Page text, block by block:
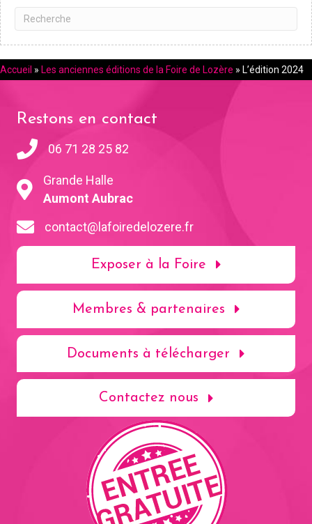
Accueil » Les anciennes éditions de la Foire de Lozère » L’édition 2024
Restons en contact
06 71 28 25 82
Grande Halle
Aumont Aubrac
contact@lafoiredelozere.fr
Exposer à la Foire
Membres & partenaires
Documents à télécharger
Contactez nous